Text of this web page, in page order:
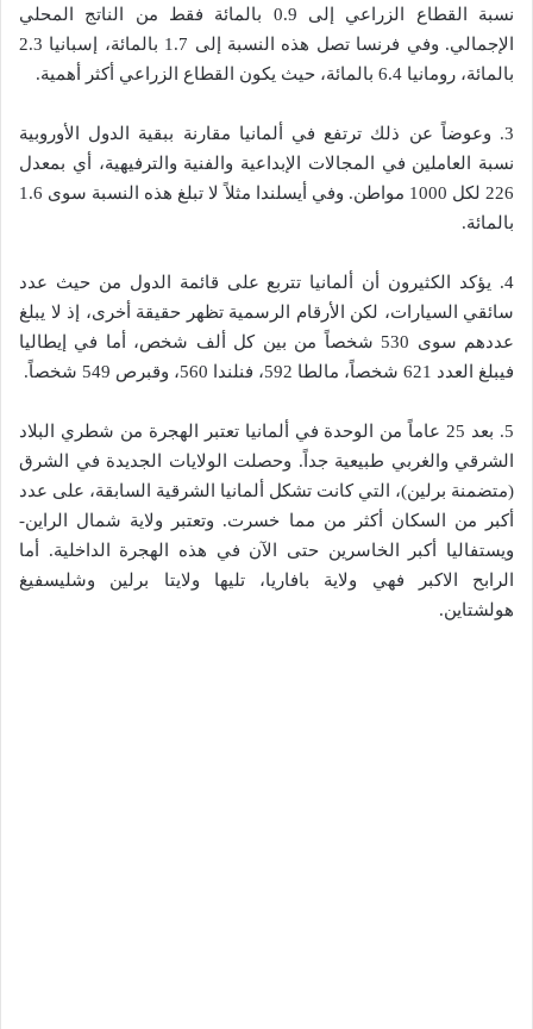
نسبة القطاع الزراعي إلى 0.9 بالمائة فقط من الناتج المحلي
الإجمالي. وفي فرنسا تصل هذه النسبة إلى 1.7 بالمائة، إسبانيا 2.3
بالمائة، رومانيا 6.4 بالمائة، حيث يكون القطاع الزراعي أكثر أهمية.
3. وعوضاً عن ذلك ترتفع في ألمانيا مقارنة ببقية الدول الأوروبية
نسبة العاملين في المجالات الإبداعية والفنية والترفيهية، أي بمعدل
226 لكل 1000 مواطن. وفي أيسلندا مثلاً لا تبلغ هذه النسبة سوى 1.6
بالمائة.
4. يؤكد الكثيرون أن ألمانيا تتربع على قائمة الدول من حيث عدد
سائقي السيارات، لكن الأرقام الرسمية تظهر حقيقة أخرى، إذ لا يبلغ
عددهم سوى 530 شخصاً من بين كل ألف شخص، أما في إيطاليا
فيبلغ العدد 621 شخصاً، مالطا 592، فنلندا 560، وقبرص 549 شخصاً.
5. بعد 25 عاماً من الوحدة في ألمانيا تعتبر الهجرة من شطري البلاد
الشرقي والغربي طبيعية جداً. وحصلت الولايات الجديدة في الشرق
(متضمنة برلين)، التي كانت تشكل ألمانيا الشرقية السابقة، على عدد
أكبر من السكان أكثر من مما خسرت. وتعتبر ولاية شمال الراين-
ويستفاليا أكبر الخاسرين حتى الآن في هذه الهجرة الداخلية. أما
الرابح الاكبر فهي ولاية بافاريا، تليها ولايتا برلين وشليسفيغ
هولشتاين.